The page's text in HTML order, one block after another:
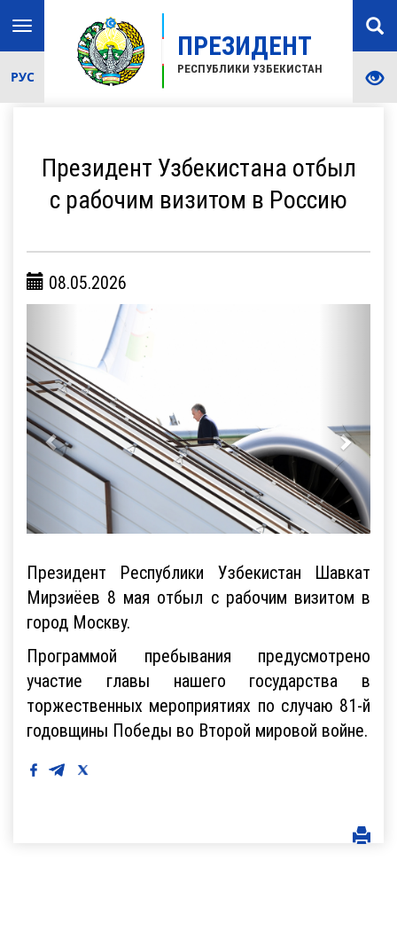
ПРЕЗИДЕНТ
РЕСПУБЛИКИ УЗБЕКИСТАН
Toggle
navigation
РУС
Президент Узбекистана отбыл
с рабочим визитом в Россию
08.05.2026
Президент Республики Узбекистан Шавкат
Мирзиёев 8 мая отбыл с рабочим визитом в
город Москву.
Программой пребывания предусмотрено
участие главы нашего государства в
торжественных мероприятиях по случаю 81-й
годовщины Победы во Второй мировой войне.